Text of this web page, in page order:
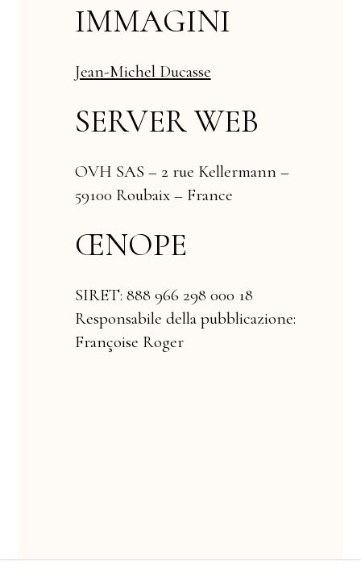
IMMAGINI
Jean-Michel Ducasse
SERVER WEB
OVH SAS – 2 rue Kellermann –
59100 Roubaix – France
ŒNOPE
SIRET: 888 966 298 000 18
Responsabile della pubblicazione:
Françoise Roger